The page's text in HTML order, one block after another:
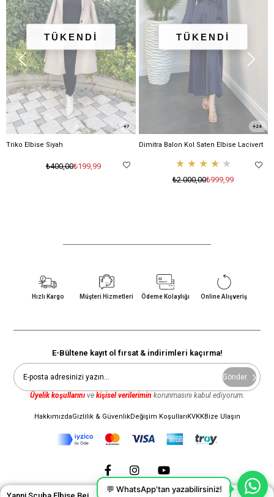
TÜKENDİ TÜKENDİ
Triko Elbise Siyah
₺199,99
₺400,00
7
TÜKENDİ
Dimitra Balon Kol Saten Elbise Lacivert
★ ★ ★ ★ ★
₺999,99
₺2.000,00
24
Hızlı Kargo Müşteri Hizmetleri Ödeme Kolaylığı Online Alışveriş
E-Bültene kayıt ol fırsat & indirimleri kaçırma!
Gönder
Üyelik koşullarınıve kişisel verilerimin korunmasını kabul ediyorum.
HakkımızdaGizlilik & GüvenlikDeğişim Koşulları KVKKBize Ulaşın
💬 WhatsApp'tan yazabilirsiniz!